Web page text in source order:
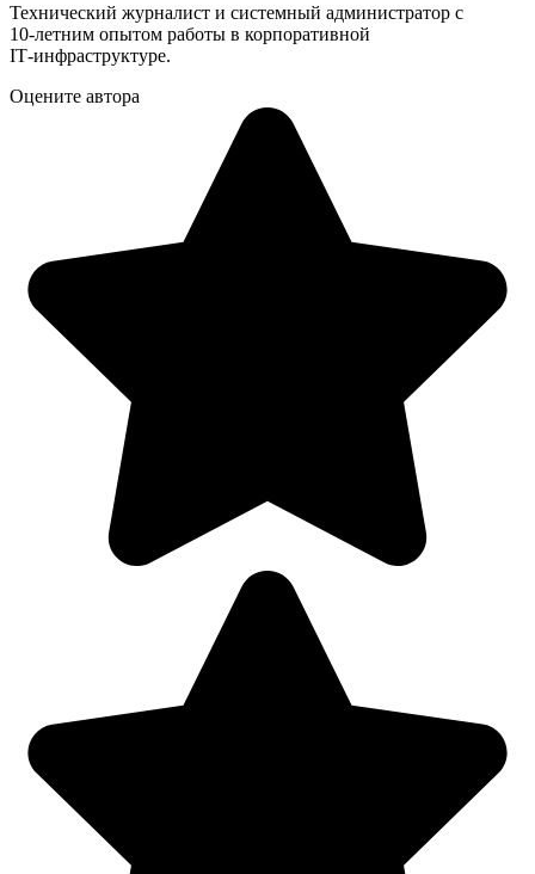
Технический журналист и системный администратор с
10‑летним опытом работы в корпоративной
IT‑инфраструктуре.
Оцените автора